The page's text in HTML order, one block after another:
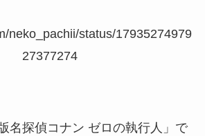
neko_pachii/status/17935274979
27377274
名探偵コナン ゼロの執行人」で